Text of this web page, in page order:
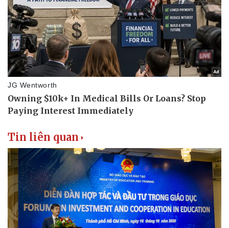
Doanh nghiệp
Thông tin doanh nghiệp
Doanh nghiệp 24h
Doanh nhân
Vì cộng đồng
Công nghệ
Sành điệu
Tin Công nghệ
Chuyển đổi số
Tin liên quan